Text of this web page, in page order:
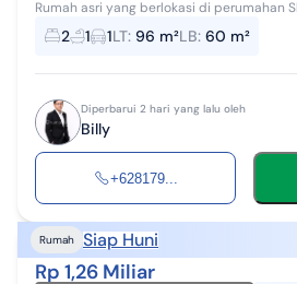
Rumah asri yang berlokasi di perumahan
Indah 5 Terletak di Bandung Selatan
berikut : Luas Tanah 96m...
2 1 1LT: 96 m²LB: 60 m²
Diperbarui 2 hari yang lalu oleh
Billy
+628179...
Rumah Siap Huni
Rp 1,26 Miliar